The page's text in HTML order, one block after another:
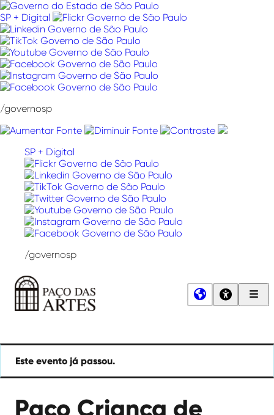
Pular
para
o
conteúdo
SP + Digital
/governosp
SP + Digital
/governosp
Artes
Este evento já passou.
Paço Criança de